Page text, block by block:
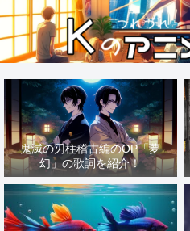
鬼滅の刃柱稽古編のOP「夢
幻」の歌詞を紹介！